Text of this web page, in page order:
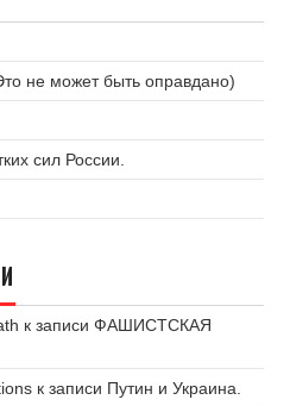
не может быть оправдано)
сил России.
к записиФАШИСТСКАЯ
к записи Путин и Украина.